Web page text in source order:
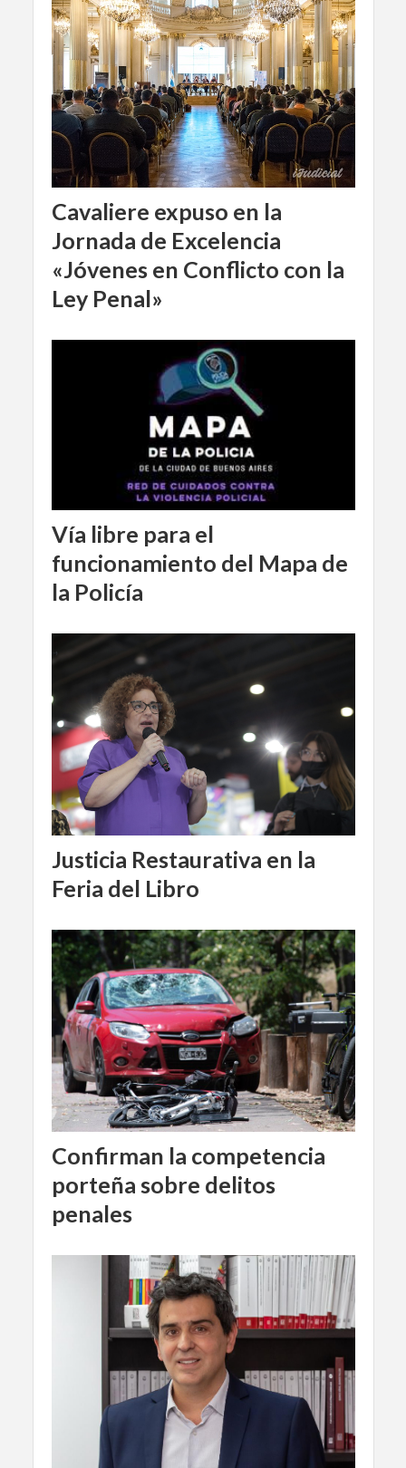
Cavaliere expuso en la
Jornada de Excelencia
«Jóvenes en Conflicto con la
Ley Penal»
Vía libre para el
funcionamiento del Mapa de
la Policía
Justicia Restaurativa en la
Feria del Libro
Confirman la competencia
porteña sobre delitos
penales